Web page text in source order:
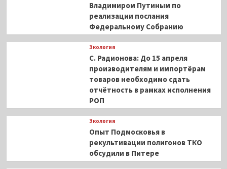
Владимиром Путиным по
реализации послания
Федеральному Собранию
Экология
С. Радионова: До 15 апреля
производителям и импортёрам
товаров необходимо сдать
отчётность в рамках исполнения
РОП
Экология
Опыт Подмосковья в
рекультивации полигонов ТКО
обсудили в Питере